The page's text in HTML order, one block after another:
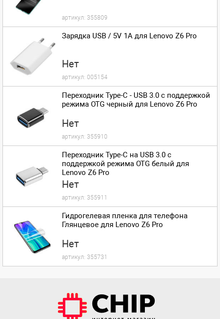
артикул: 355809
Зарядка USB / 5V 1A для Lenovo Z6 Pro
Нет
артикул: 005154
Переходник Type-C - USB 3.0 с поддержкой
режима OTG черный для Lenovo Z6 Pro
Нет
артикул: 355910
Переходник Type-C на USB 3.0 с
поддержкой режима OTG белый для
Lenovo Z6 Pro
Нет
артикул: 355911
Гидрогелевая пленка для телефона
Глянцевое для Lenovo Z6 Pro
Нет
артикул: 355731